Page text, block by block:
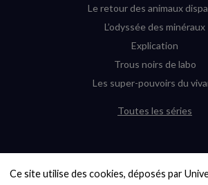
Ce site utilise des cookies, déposés par
Le retour des animaux
L’odyssée des minéraux
Explication
Trous noirs de labo
Les super-pouvoirs du
Toutes les séries
6000 exoplanètes, et pas de «